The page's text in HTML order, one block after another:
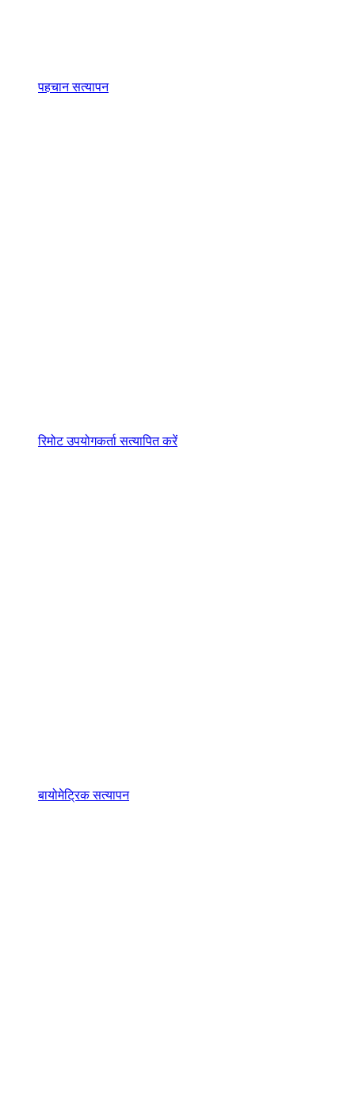
पहचान सत्यापन
रिमोट उपयोगकर्ता सत्यापित करें
बायोमेट्रिक सत्यापन